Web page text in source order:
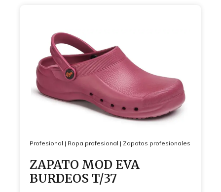
Profesional | Ropa profesional | Zapatos profesionales
ZAPATO MOD EVA
BURDEOS T/37